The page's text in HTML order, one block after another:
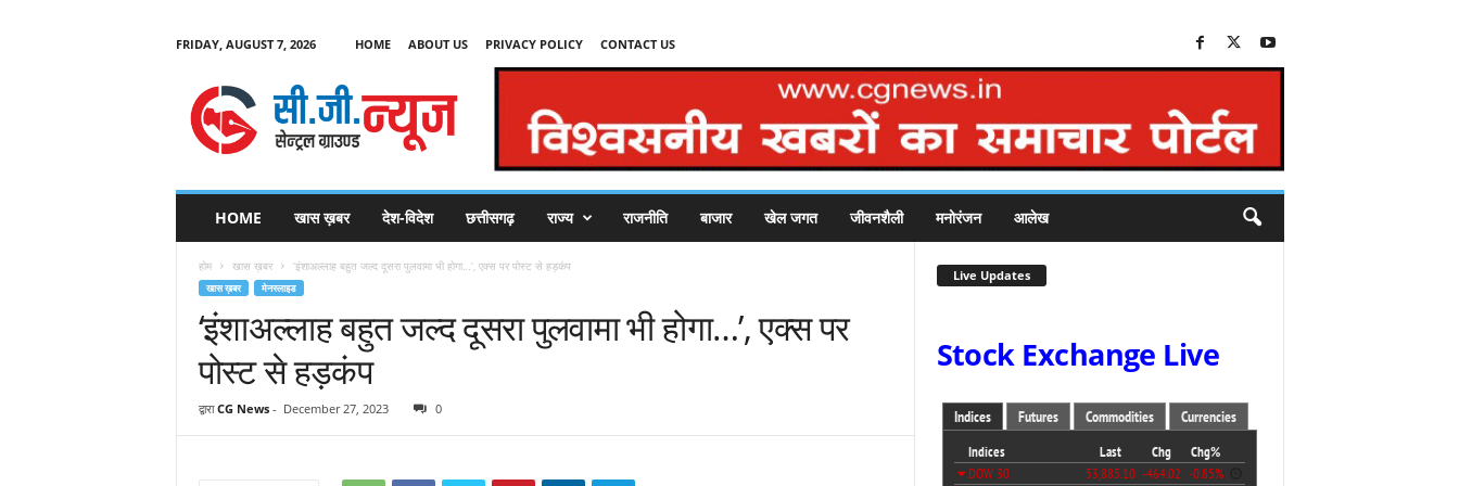
FRIDAY, AUGUST 7, 2026 HOME ABOUT US PRIVACY POLICY CONTACT US
C
HOME खास ख़बर देश-विदेश छत्तीसगढ़ राज्य राजनीति बाजार खेल जगत जीवनशैली मनोरंजन आलेख
होम खास ख़बर ‘इंशाअल्लाह बहुत जल्द दूसरा पुलवामा भी होगा…’, एक्स पर पोस्ट से हड़कंप
खास ख़बर मेनस्लाइड
‘इंशाअल्लाह बहुत जल्द दूसरा पुलवामा भी होगा…’, एक्स पर
पोस्ट से हड़कंप
द्वारा CG News- December 27, 2023 0
Live Updates
Stock Exchange Live